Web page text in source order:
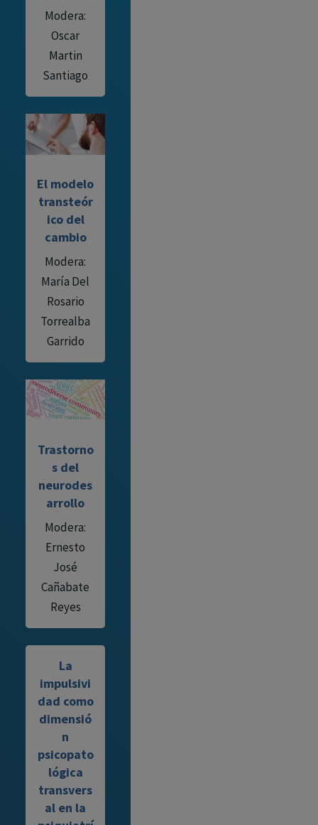
Modera:
Oscar
Martin
Santiago
El modelo
transteór
ico del
cambio
Modera:
María Del
Rosario
Torrealba
Garrido
Trastorno
s del
neurodes
arrollo
Modera:
Ernesto
José
Cañabate
Reyes
La
impulsivi
dad como
dimensió
n
psicopato
lógica
transvers
al en la